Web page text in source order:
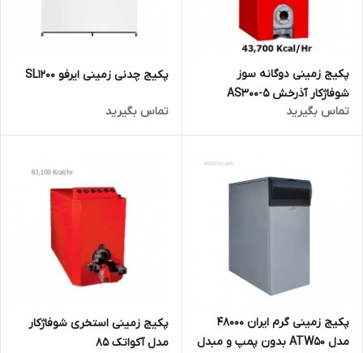
پکیج زمینی دوگانه سوز
شوفاژکار آذرخش AS300-5
تماس بگیرید
پکیج چدنی زمینی ایرفو SL1200
تماس بگیرید
پکیج زمینی گرم ایران 48000
مدل ATW50 بدون پمپ و مبدل
پکیج زمینی استخری شوفاژکار
مدل آکواتک 85